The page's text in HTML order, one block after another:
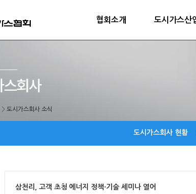
협회소개 도시가스산
> 도시가스회사 소식
도시가스회사 현황
삼천리, 고객 초청 에너지 정책·기술 세미나 열어